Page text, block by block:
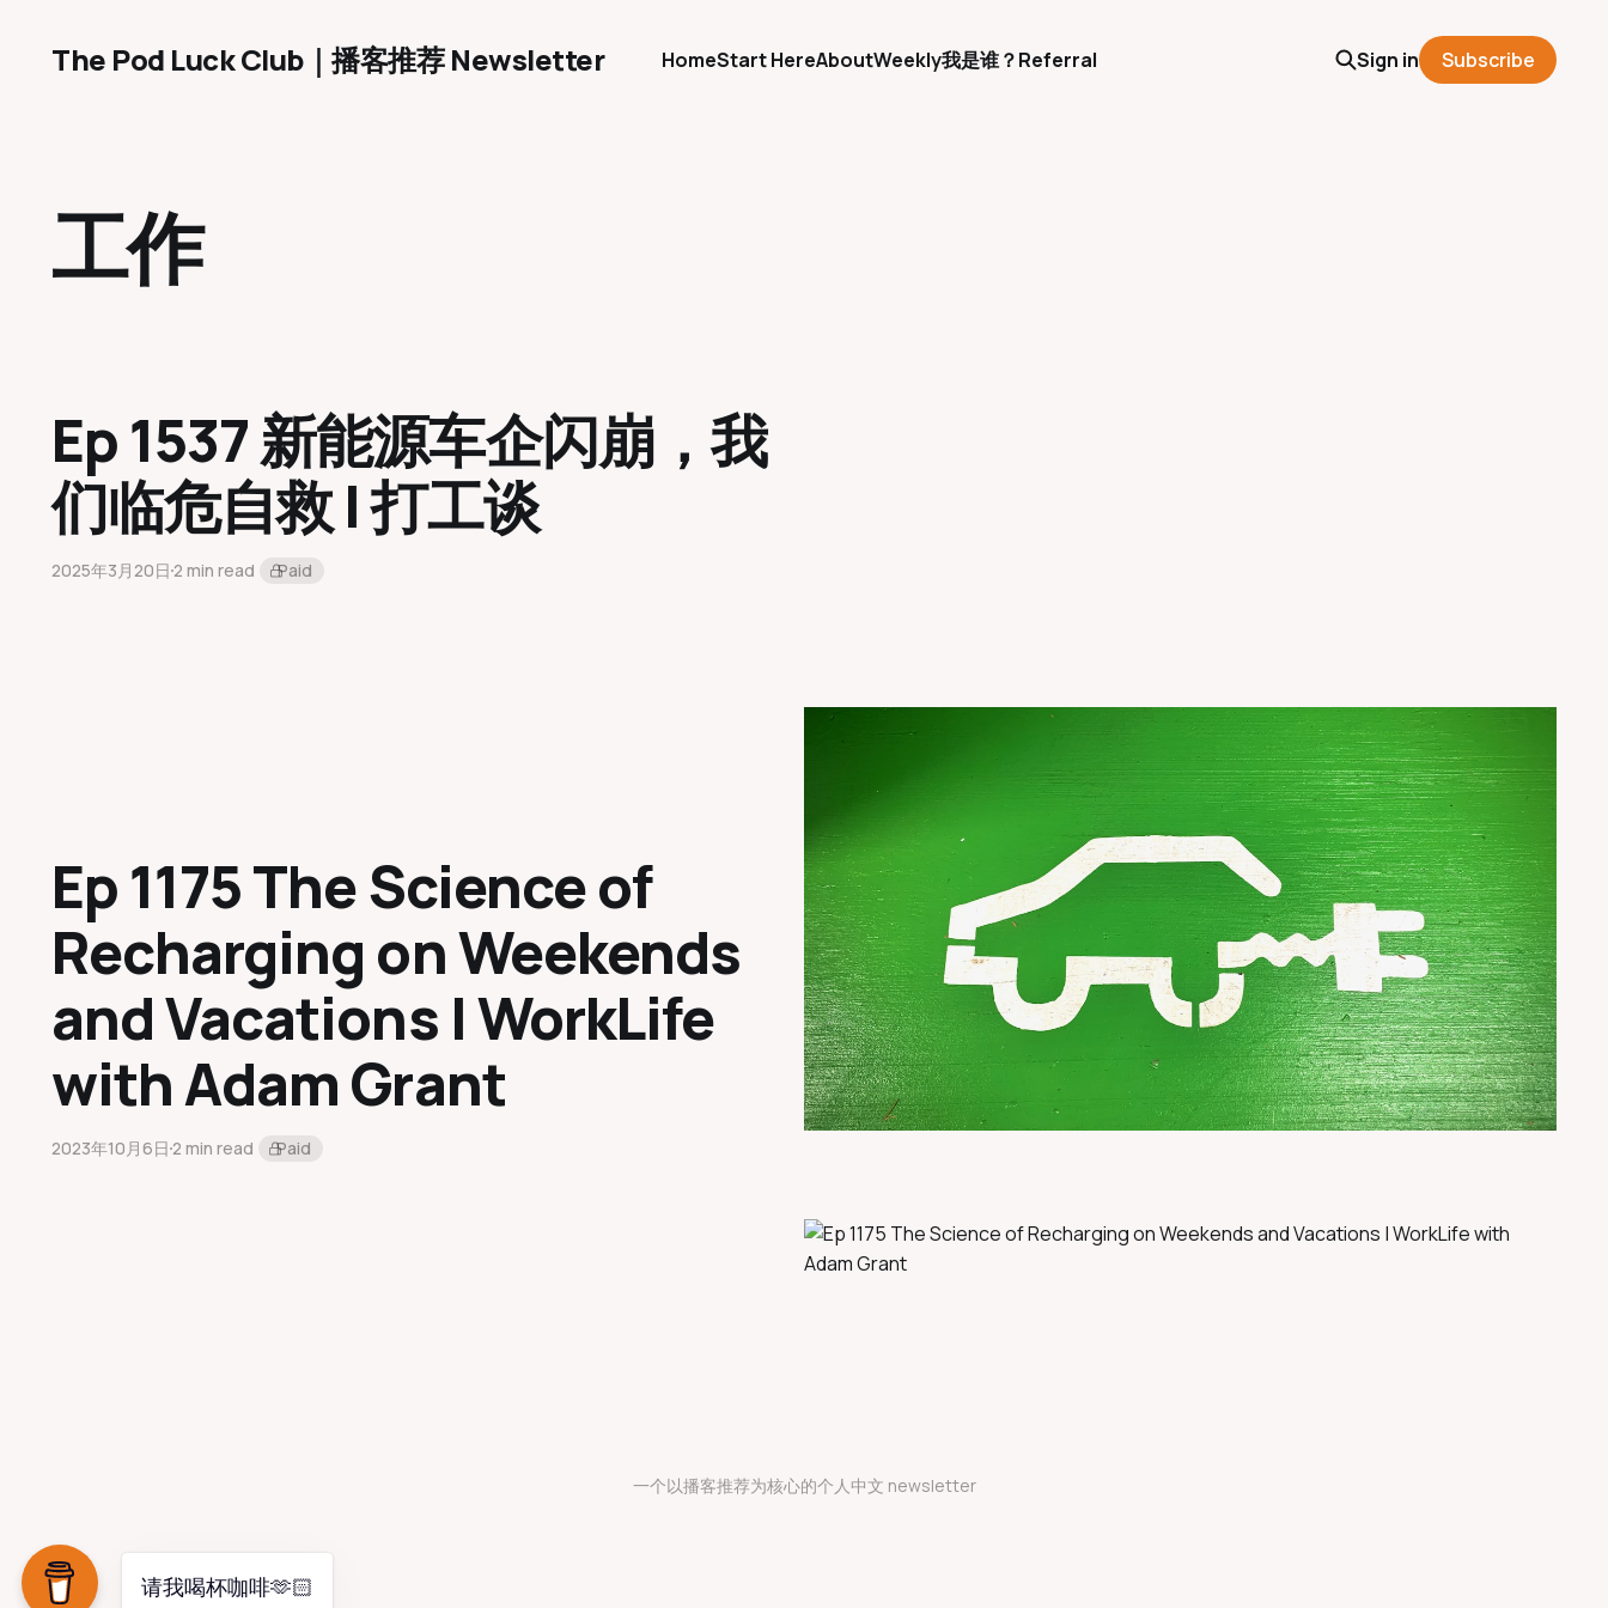
The Pod Luck Club｜播客推荐 Newsletter HomeStart HereAboutWeekly我是谁？Referral Sign in Subscribe
工作
Ep 1537 新能源车企闪崩，我
们临危自救 | 打工谈
2025年3月20日2 min read Paid
Ep 1175 The Science of
Recharging on Weekends
and Vacations | WorkLife
with Adam Grant
2023年10月6日2 min read Paid
一个以播客推荐为核心的个人中文 newsletter
请我喝杯咖啡🫶🏻